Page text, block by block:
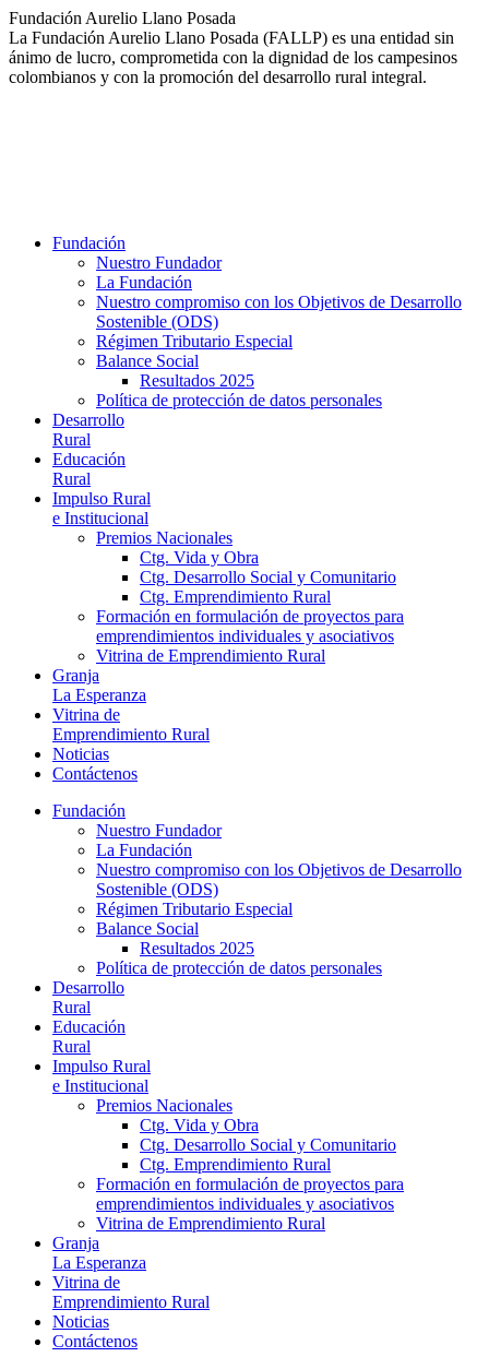
Saltar
al
contenido
Fundación Aurelio Llano Posada
La Fundación Aurelio Llano Posada (FALLP) es una entidad sin
ánimo de lucro, comprometida con la dignidad de los campesinos
colombianos y con la promoción del desarrollo rural integral.
Fundación
Nuestro Fundador
La Fundación
Nuestro compromiso con los Objetivos de Desarrollo
Sostenible (ODS)
Régimen Tributario Especial
Balance Social
Resultados 2025
Política de protección de datos personales
Desarrollo
Rural
Educación
Rural
Impulso Rural
e Institucional
Premios Nacionales
Ctg. Vida y Obra
Ctg. Desarrollo Social y Comunitario
Ctg. Emprendimiento Rural
Formación en formulación de proyectos para
emprendimientos individuales y asociativos
Vitrina de Emprendimiento Rural
Granja
La Esperanza
Vitrina de
Emprendimiento Rural
Noticias
Contáctenos
Fundación
Nuestro Fundador
La Fundación
Nuestro compromiso con los Objetivos de Desarrollo
Sostenible (ODS)
Régimen Tributario Especial
Balance Social
Resultados 2025
Política de protección de datos personales
Desarrollo
Rural
Educación
Rural
Impulso Rural
e Institucional
Premios Nacionales
Ctg. Vida y Obra
Ctg. Desarrollo Social y Comunitario
Ctg. Emprendimiento Rural
Formación en formulación de proyectos para
emprendimientos individuales y asociativos
Vitrina de Emprendimiento Rural
Granja
La Esperanza
Vitrina de
Emprendimiento Rural
Noticias
Contáctenos